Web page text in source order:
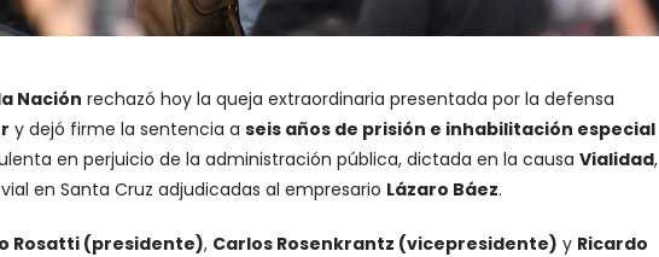
Nación rechazó hoy la queja extraordinaria presentada por la defensa
y dejó firme la sentencia a seis años de prisión e inhabilitación especial
en perjuicio de la administración pública, dictada en la causa Vialidad,
en Santa Cruz adjudicadas al empresario Lázaro Báez.
Rosatti (presidente), Carlos Rosenkrantz (vicepresidente) y Ricardo